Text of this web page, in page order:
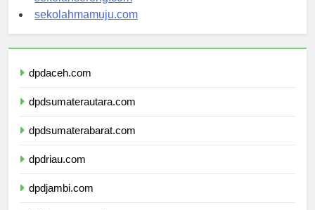
sekolahmamuju.com
dpdaceh.com
dpdsumaterautara.com
dpdsumaterabarat.com
dpdriau.com
dpdjambi.com